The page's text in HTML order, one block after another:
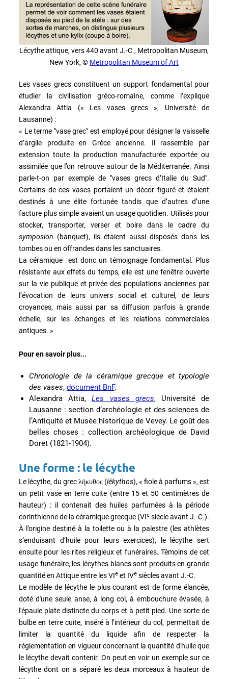
Lécythe attique, vers 440 avant J.-C., Metropolitan Museum,
New York, © Metropolitan Museum of Art
Les vases grecs constituent un support fondamental pour
étudier la civilisation gréco-romaine, comme l’explique
Alexandra Attia (« Les vases grecs », Université de
Lausanne) :
« Le terme "vase grec" est employé pour désigner la vaisselle
d’argile produite en Grèce ancienne. Il rassemble par
extension toute la production manufacturée exportée ou
assimilée que l’on retrouve autour de la Méditerranée. Ainsi
parle-t-on par exemple de "vases grecs d’Italie du Sud".
Certains de ces vases portaient un décor figuré et étaient
destinés à une élite fortunée tandis que d’autres d’une
facture plus simple avaient un usage quotidien. Utilisés pour
stocker, transporter, verser et boire dans le cadre du
symposion (banquet), ils étaient aussi disposés dans les
tombes ou en offrandes dans les sanctuaires.
La céramique est donc un témoignage fondamental. Plus
résistante aux effets du temps, elle est une fenêtre ouverte
sur la vie publique et privée des populations anciennes par
l’évocation de leurs univers social et culturel, de leurs
croyances, mais aussi par sa diffusion parfois à grande
échelle, sur les échanges et les relations commerciales
antiques. »
Pour en savoir plus...
Chronologie de la céramique grecque et typologie
des vases, document BnF.
Alexandra Attia,Les vases grecs, Université de
Lausanne : section d’archéologie et des sciences de
l’Antiquité et Musée historique de Vevey. Le goût des
belles choses : collection archéologique de David
Doret (1821-1904).
Une forme : le lécythe
Le lécythe, du grec λήκυθος (lékythos), « fiole à parfums », est
un petit vase en terre cuite (entre 15 et 50 centimètres de
hauteur) : il contenait des huiles parfumées à la période
corinthienne de la céramique grecque (VIe siècle avant J.-C.).
À l’origine destiné à la toilette ou à la palestre (les athlètes
s’enduisant d’huile pour leurs exercices), le lécythe sert
ensuite pour les rites religieux et funéraires. Témoins de cet
usage funéraire, les lécythes blancs sont produits en grande
quantité en Attique entre les VIe et IVe siècles avant J.-C.
Le modèle de lécythe le plus courant est de forme élancée,
doté d'une seule anse, à long col, à embouchure évasée, à
l'épaule plate distincte du corps et à petit pied. Une sorte de
bulbe en terre cuite, inséré à l’intérieur du col, permettait de
limiter la quantité du liquide afin de respecter la
réglementation en vigueur concernant la quantité d'huile que
le lécythe devait contenir. On peut en voir un exemple sur ce
lécythe dont on a séparé les deux morceaux à hauteur de